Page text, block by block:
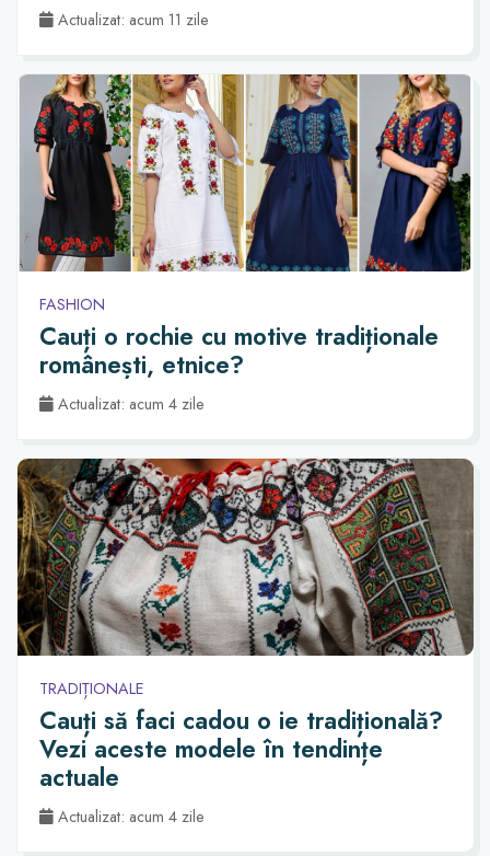
Actualizat: acum 11 zile
FASHION
Cauți o rochie cu motive tradiționale
românești, etnice?
Actualizat: acum 4 zile
TRADIȚIONALE
Cauți să faci cadou o ie tradițională?
Vezi aceste modele în tendințe
actuale
Actualizat: acum 4 zile